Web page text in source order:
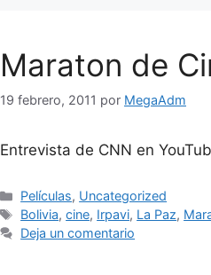
Maraton de
19 febrero, 2011 por MegaAdm
Entrevista de CNN en
Categorías
Películas, Uncategorized
Etiquetas
Bolivia,cine, Irpavi, La Paz,
Deja un comentario